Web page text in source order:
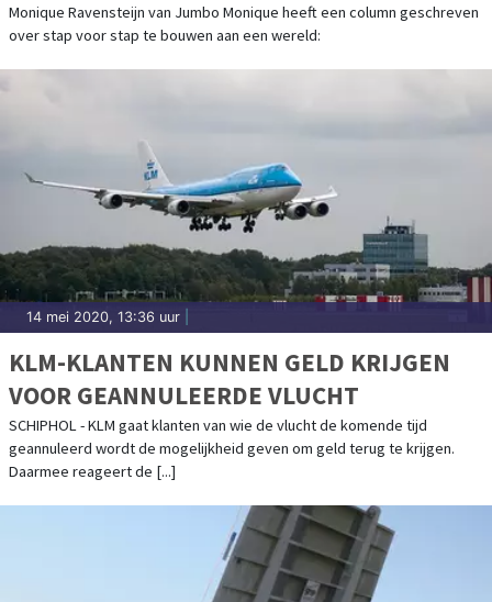
Monique Ravensteijn van Jumbo Monique heeft een column geschreven
over stap voor stap te bouwen aan een wereld:
14 mei 2020, 13:36 uur
KLM-KLANTEN KUNNEN GELD KRIJGEN
VOOR GEANNULEERDE VLUCHT
SCHIPHOL - KLM gaat klanten van wie de vlucht de komende tijd
geannuleerd wordt de mogelijkheid geven om geld terug te krijgen.
Daarmee reageert de [...]